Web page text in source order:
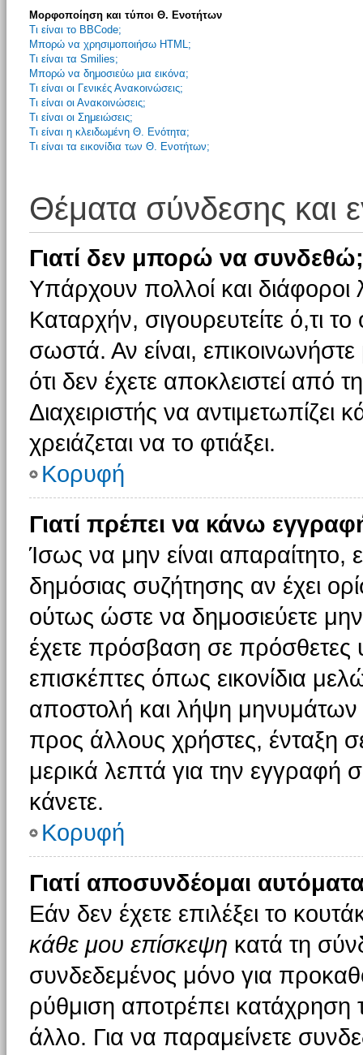
Μορφοποίηση και τύποι Θ. Ενοτήτων
Τι είναι το BBCode;
Μπορώ να χρησιμοποιήσω HTML;
Τι είναι τα Smilies;
Μπορώ να δημοσιεύω μια εικόνα;
Τι είναι οι Γενικές Ανακοινώσεις;
Τι είναι οι Ανακοινώσεις;
Τι είναι οι Σημειώσεις;
Τι είναι η κλειδωμένη Θ. Ενότητα;
Τι είναι τα εικονίδια των Θ. Ενοτήτων;
Θέματα σύνδεσης και
Γιατί δεν μπορώ να συνδεθώ;
Υπάρχουν πολλοί και
Καταρχήν, σιγουρευτείτε ό,τι
σωστά. Αν είναι, επικοινωνήστε
ότι δεν έχετε αποκλειστεί από
Διαχειριστής να αντιμετωπίζει
χρειάζεται να το φτιάξει.
Κορυφή
Γιατί πρέπει να κάνω
Ίσως να μην είναι απαραίτητο,
δημόσιας συζήτησης αν έχει
ούτως ώστε να δημοσιεύετε
έχετε πρόσβαση σε πρόσθετες
επισκέπτες όπως εικονίδια
αποστολή και λήψη μηνυμάτων
προς άλλους χρήστες, ένταξη
μερικά λεπτά για την
κάνετε.
Κορυφή
Γιατί αποσυνδέομαι
Εάν δεν έχετε επιλέξει το
κάθε μου επίσκεψη κατά τη
συνδεδεμένος μόνο για
ρύθμιση αποτρέπει
άλλο. Για να παραμείνετε